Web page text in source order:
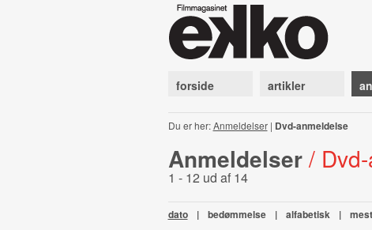
forside artikler
Du er her:Anmeldelser| Dvd-anmeldelse
Anmeldelser /
1 - 12 ud af 14
dato | bedømmelse | alfabetisk |